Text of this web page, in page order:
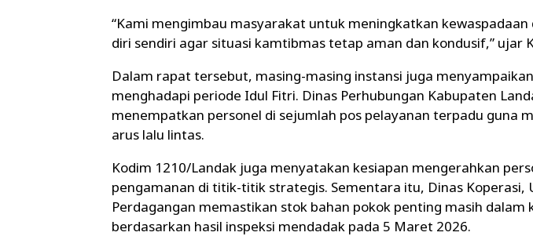
“Kami mengimbau masyarakat untuk meningkatkan kewaspadaan
diri sendiri agar situasi kamtibmas tetap aman dan kondusif,” ujar
Dalam rapat tersebut, masing-masing instansi juga
menghadapi periode Idul Fitri. Dinas Perhubungan Kabupaten
menempatkan personel di sejumlah pos pelayanan terpadu guna
arus lalu lintas.
Kodim 1210/Landak juga menyatakan kesiapan mengerahkan
pengamanan di titik-titik strategis. Sementara itu, Dinas Koperasi,
Perdagangan memastikan stok bahan pokok penting masih dalam
berdasarkan hasil inspeksi mendadak pada 5 Maret 2026.